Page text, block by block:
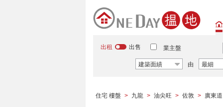
出租 出售 業主盤
建築面績
由 最細
住宅 樓盤 > 九龍 > 油尖旺 > 佐敦 > 廣東道